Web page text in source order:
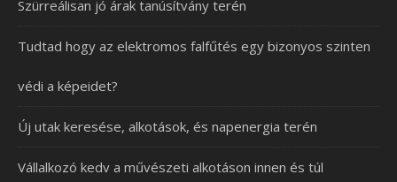
Szürreálisan jó árak tanúsítvány terén
Tudtad hogy az elektromos falfűtés egy bizonyos szinten
védi a képeidet?
Új utak keresése, alkotások, és napenergia terén
Vállalkozó kedv a művészeti alkotáson innen és túl